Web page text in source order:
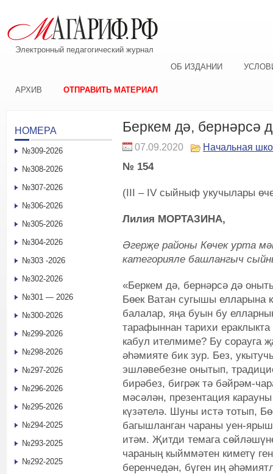
Электронный педагогический журнал
ОБ ИЗДАНИИ
АРХИВ ОТПРАВИТЬ МАТЕРИАЛ
Беркем дә, бернәрсә
07.09.2020 Начальная
№ 154
(III – IV сыйныф укучылары
Лилия МОРТАЗИНА,
Әгерҗе районы Көчек урта
категорияле башлангыч
«Беркем дә, бернәрсә дә
Бөек Ватан сугышы елларына
балалар, яңа буын бу
тарафыннан тарихи ераклыкта
кабул ителмиме? Бу сорауга
әһәмияте бик зур. Без,
эшләвебезне онытып,
бирәбез, бигрәк тә бәйрәм-
мәсәлән, презентация
күзәтелә. Шуны истә тотып,
багышланган чараны уен-
итәм. Җитди темага
чараның кыйммәтен киметү
беренчедән, бүген иң
НОМЕРА
№309-2026
№308-2026
№307-2026
№306-2026
№305-2026
№304-2026
№303 -2026
№302-2026
№301 — 2026
№300-2026
№299-2026
№298-2026
№297-2026
№296-2026
№295-2026
№294-2025
№293-2025
№292-2025